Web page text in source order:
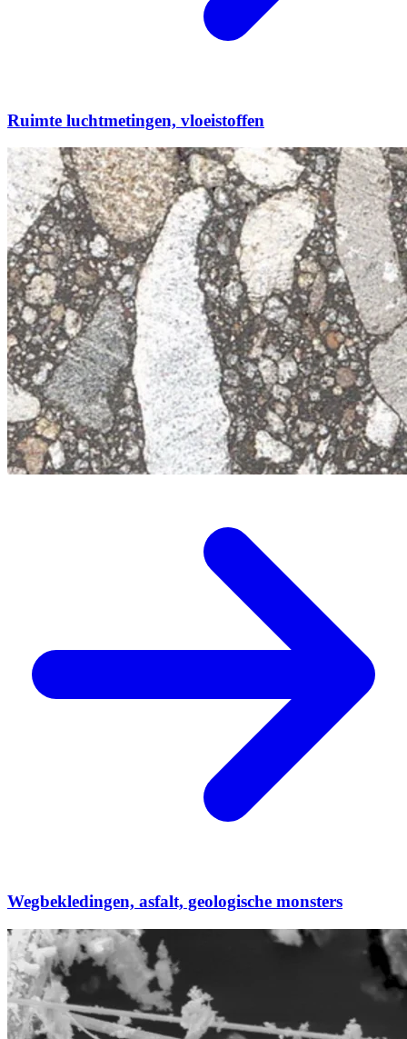
Ruimte luchtmetingen, vloeistoffen
Wegbekledingen, asfalt, geologische monsters